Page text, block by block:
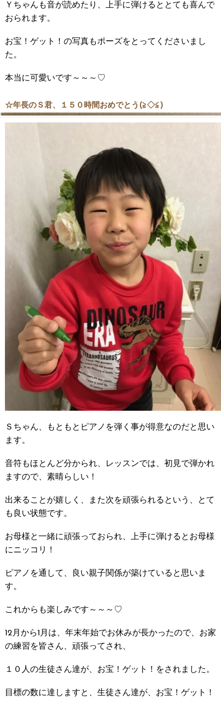
Ｙちゃんも音が読めたり、上手に弾けるととても喜んで
おられます。
お宝！ゲット！の写真もポーズをとってくださいまし
た。
本当に可愛いです～～～♡
☆年長のＳ君、１５０時間おめでとう(≧◇≦)
Ｓちゃん、もともとピアノを弾く事が得意なのだと思い
ます。
音符もほとんど分かられ、レッスンでは、初見で弾かれ
ますので、素晴らしい！
出来ることが嬉しく、また次を頑張られるという、とて
も良い状態です。
お母様と一緒に頑張っておられ、上手に弾けるとお母様
にニッコリ！
ピアノを通して、良い親子関係が築けていると思いま
す。
これからも楽しみです～～～♡
12月から1月は、年末年始でお休みが長かったので、お家
の練習を皆さん、頑張ってされ、
１０人の生徒さん達が、お宝！ゲット！をされました。
目標の数に達しますと、生徒さん達が、お宝！ゲット！